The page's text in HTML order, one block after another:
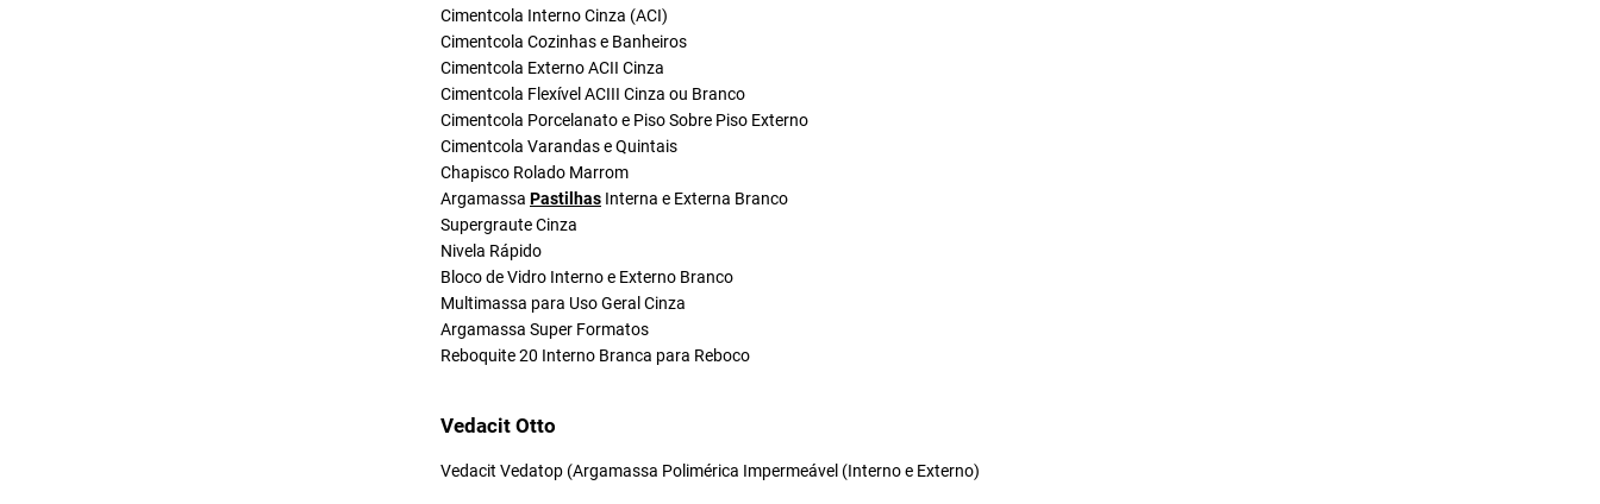
Cimentcola Interno Cinza (ACI)
Cimentcola Cozinhas e Banheiros
Cimentcola Externo ACII Cinza
Cimentcola Flexível ACIII Cinza ou Branco
Cimentcola Porcelanato e Piso Sobre Piso Externo
Cimentcola Varandas e Quintais
Chapisco Rolado Marrom
Argamassa Pastilhas Interna e Externa Branco
Supergraute Cinza
Nivela Rápido
Bloco de Vidro Interno e Externo Branco
Multimassa para Uso Geral Cinza
Argamassa Super Formatos
Reboquite 20 Interno Branca para Reboco
Vedacit Otto
Vedacit Vedatop (Argamassa Polimérica Impermeável (Interno e Externo)